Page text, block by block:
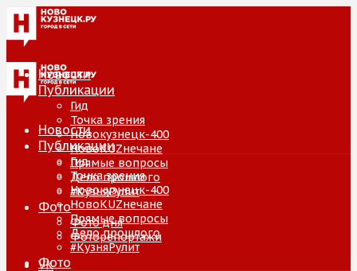
Новости
Публикации
Гид
Точка зрения
Новокузнецк-400
НовоKUZнечане
Прямые вопросы
Дело прошлого
#КузняРулит
Фото
Фото дня
Фоторепортажи
VK
Новости
Публикации
Гид
Точка зрения
Новокузнецк-400
НовоKUZнечане
Прямые вопросы
Дело прошлого
#КузняРулит
Фото